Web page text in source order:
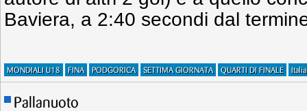
Baviera, a 2:40 secondi dal
MONDIALI U18 FINA PODGORICA SETTIMA GIORNATA QUARTI DI FINALE Italia
Pallanuoto